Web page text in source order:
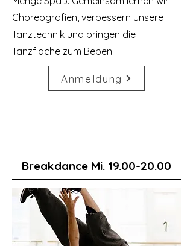
Choreografien, verbessern unsere
Tanztechnik und bringen die
Tanzfläche zum Beben.
Anmeldung
Breakdance Mi. 19.00-20.00